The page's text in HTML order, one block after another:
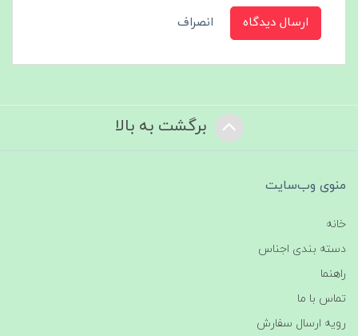
ارسال دیدگاه انصراف
برگشت به بالا
منوی وب‌سایت
خانه
دسته بندی اجناس
راهنما
تماس با ما
رویه ارسال سفارش